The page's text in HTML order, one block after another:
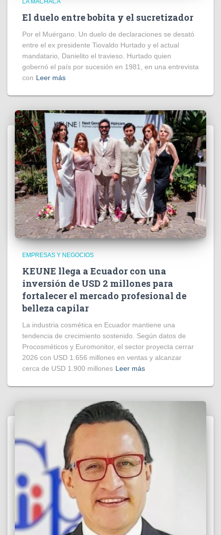
LA MACHACA
El duelo entre bobita y el sucretizador
Por el Muérgano. Un duelo de declaraciones se desató
entre el ex presidente Tiovaldo Hurtado y el actual
mandatario, Danielito el travieso. Hurtado quien
gobernó el país por sucesión en 1981, en una entrevista
con Leer más
EMPRESAS Y NEGOCIOS
KEUNE llega a Ecuador con una
inversión de USD 2 millones para
fortalecer el mercado profesional de
belleza capilar
La industria cosmética en Ecuador mantiene una
tendencia de crecimiento sostenido. Según datos de
Procosméticos y Euromonitor, el sector proyecta cerrar
2026 con USD 1.656 millones en ventas y alcanzar
cerca de USD 1.900 millones Leer más